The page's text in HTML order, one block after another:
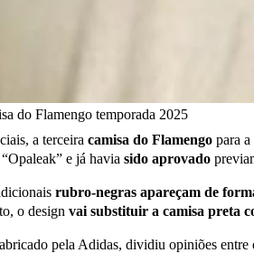
do Flamengo temporada 2025
a terceira camisa do Flamengo para
e já havia sido aprovado
rubro-negras apareçam de
o design vai substituir a camisa preta
pela Adidas, dividiu opiniões entre